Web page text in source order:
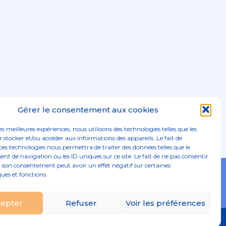
Gérer le consentement aux cookies
meilleures expériences, nous utilisons des technologies telles que les
stocker et/ou accéder aux informations des appareils. Le fait de
technologies nous permettra de traiter des données telles que le
de navigation ou les ID uniques sur ce site. Le fait de ne pas consentir
son consentement peut avoir un effet négatif sur certaines
et fonctions.
Refuser Voir les préférences